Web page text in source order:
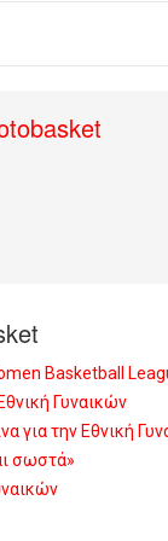
Basketball
Γυναικών
για την Εθνική
σωστά»